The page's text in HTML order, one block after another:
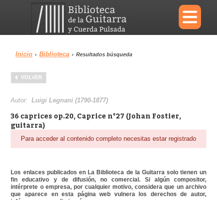
×
Menu
Biblioteca
Área personal Reproductor
Inicio › Biblioteca › Resultados búsqueda
VOLVER
Autor:Luigi Legnani (1790-1877)
36 caprices op.20, Caprice n°27 (Johan Fostier,
guitarra)
Para acceder al contenido completo necesitas estar registrado
Los enlaces publicados en La Biblioteca de la Guitarra solo tienen un
fin educativo y de difusión, no comercial. Si algún compositor,
intérprete o empresa, por cualquier motivo, considera que un archivo
que aparece en esta página web vulnera los derechos de autor,